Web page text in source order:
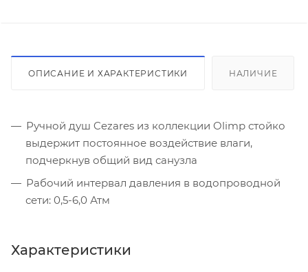
ОПИСАНИЕ И ХАРАКТЕРИСТИКИ НАЛИЧИЕ
Ручной душ Cezares из коллекции Olimp стойко
выдержит постоянное воздействие влаги,
подчеркнув общий вид санузла
Рабочий интервал давления в водопроводной
сети: 0,5-6,0 Атм
Характеристики